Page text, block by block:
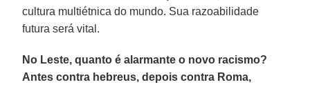
cultura multiétnica do mundo. Sua razoabilidade
futura será vital.
No Leste, quanto é alarmante o novo racismo?
Antes contra hebreus, depois contra Roma,